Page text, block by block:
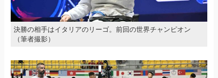
決勝の相手はイタリアのリーゴ。前回の世界チャンピオン
（筆者撮影）